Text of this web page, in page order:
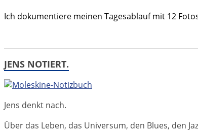
Ich dokumentiere meinen Tagesablauf mit 12
JENS NOTIERT.
Jens denkt nach.
Über das Leben, das Universum, den Blues, den